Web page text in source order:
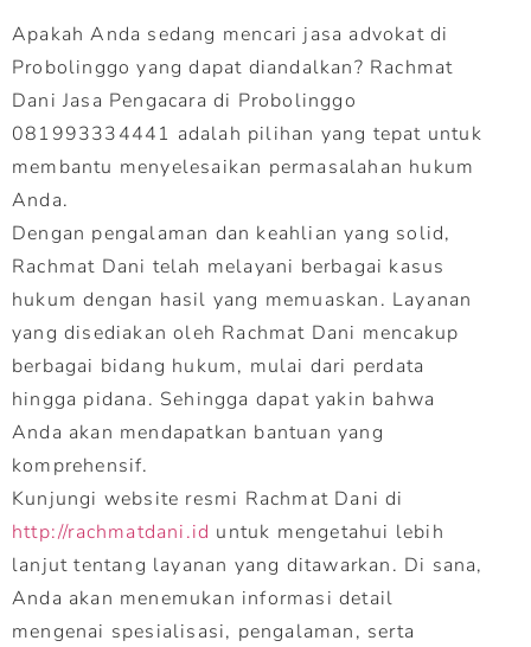
Apakah Anda sedang mencari jasa advokat di
Probolinggo yang dapat diandalkan? Rachmat
Dani Jasa Pengacara di Probolinggo
081993334441 adalah pilihan yang tepat untuk
membantu menyelesaikan permasalahan hukum
Anda.
Dengan pengalaman dan keahlian yang solid,
Rachmat Dani telah melayani berbagai kasus
hukum dengan hasil yang memuaskan. Layanan
yang disediakan oleh Rachmat Dani mencakup
berbagai bidang hukum, mulai dari perdata
hingga pidana. Sehingga dapat yakin bahwa
Anda akan mendapatkan bantuan yang
komprehensif.
Kunjungi website resmi Rachmat Dani di
http://rachmatdani.id untuk mengetahui lebih
lanjut tentang layanan yang ditawarkan. Di sana,
Anda akan menemukan informasi detail
mengenai spesialisasi, pengalaman, serta